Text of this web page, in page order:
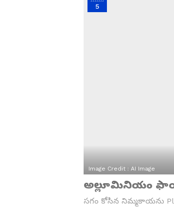
5
Image Credit : AI Image
అల్లూమినియం
సగం కోసిన నిమ్మకాయను